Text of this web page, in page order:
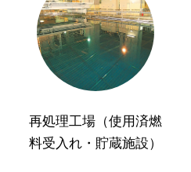
再処理工場（使用済燃
料受入れ・貯蔵施設）